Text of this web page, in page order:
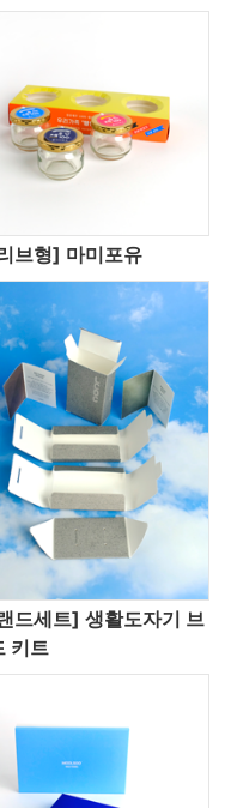
브형] 마미포유
드세트] 생활도자기 브
키트